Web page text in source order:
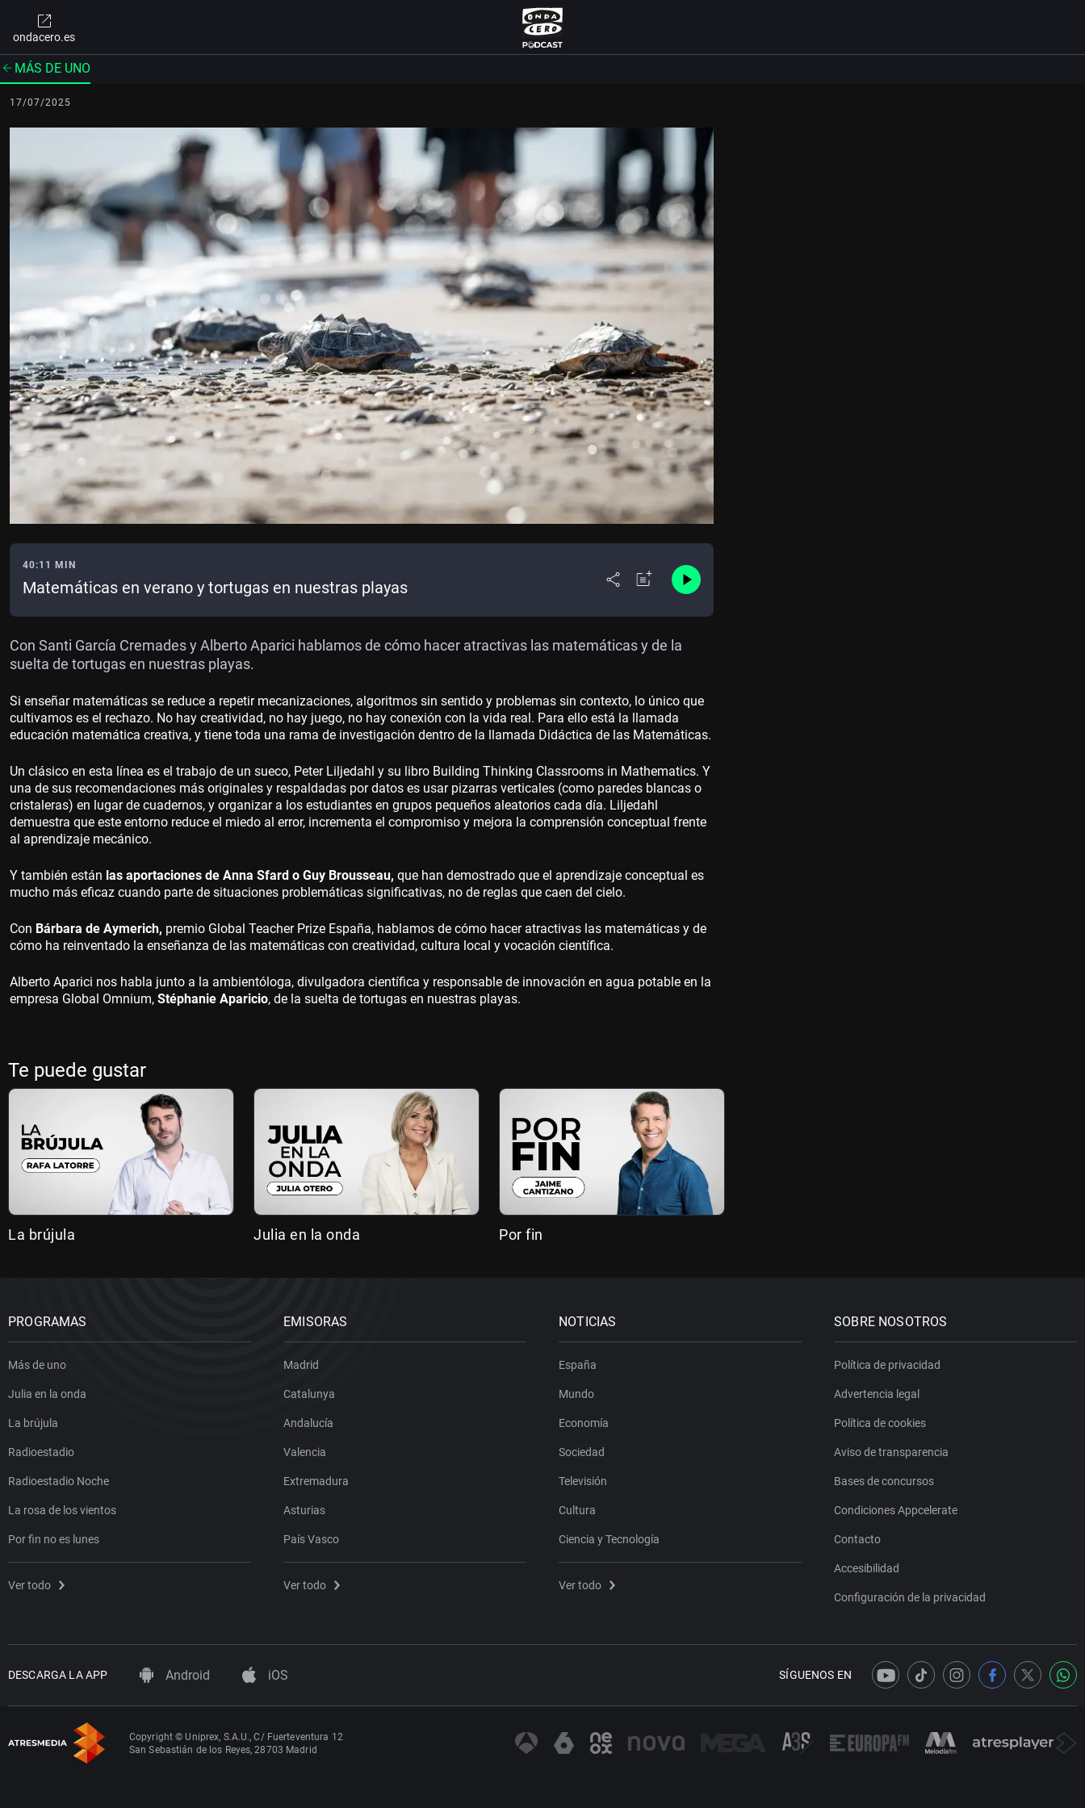
ondacero.es
MÁS DE UNO
17/07/2025
40:11 MIN
Matemáticas en verano y tortugas en nuestras playas
Con Santi García Cremades y Alberto Aparici hablamos de cómo hacer atractivas las matemáticas y de la
suelta de tortugas en nuestras playas.
Si enseñar matemáticas se reduce a repetir mecanizaciones, algoritmos sin sentido y problemas sin contexto, lo único que
cultivamos es el rechazo. No hay creatividad, no hay juego, no hay conexión con la vida real. Para ello está la llamada
educación matemática creativa, y tiene toda una rama de investigación dentro de la llamada Didáctica de las Matemáticas.
Un clásico en esta línea es el trabajo de un sueco, Peter Liljedahl y su libro Building Thinking Classrooms in Mathematics. Y
una de sus recomendaciones más originales y respaldadas por datos es usar pizarras verticales (como paredes blancas o
cristaleras) en lugar de cuadernos, y organizar a los estudiantes en grupos pequeños aleatorios cada día. Liljedahl
demuestra que este entorno reduce el miedo al error, incrementa el compromiso y mejora la comprensión conceptual frente
al aprendizaje mecánico.
Y también están las aportaciones de Anna Sfard o Guy Brousseau, que han demostrado que el aprendizaje conceptual es
mucho más eficaz cuando parte de situaciones problemáticas significativas, no de reglas que caen del cielo.
Con Bárbara de Aymerich, premio Global Teacher Prize España, hablamos de cómo hacer atractivas las matemáticas y de
cómo ha reinventado la enseñanza de las matemáticas con creatividad, cultura local y vocación científica.
Alberto Aparici nos habla junto a la ambientóloga, divulgadora científica y responsable de innovación en agua potable en la
empresa Global Omnium, Stéphanie Aparicio, de la suelta de tortugas en nuestras playas.
Te puede gustar
La brújula Julia en la onda Por fin
PROGRAMAS
Más de uno
Julia en la onda
La brújula
Radioestadio
Radioestadio Noche
La rosa de los vientos
Por fin no es lunes
Ver todo
EMISORAS
Madrid
Catalunya
Andalucía
Valencia
Extremadura
Asturias
País Vasco
Ver todo
NOTICIAS
España
Mundo
Economía
Sociedad
Televisión
Cultura
Ciencia y Tecnología
Ver todo
SOBRE NOSOTROS
Política de privacidad
Advertencia legal
Política de cookies
Aviso de transparencia
Bases de concursos
Condiciones Appcelerate
Contacto
Accesibilidad
Configuración de la privacidad
DESCARGA LA APP Android iOS SÍGUENOS EN
Copyright © Uniprex, S.A.U., C/ Fuerteventura 12
San Sebastián de los Reyes, 28703 Madrid